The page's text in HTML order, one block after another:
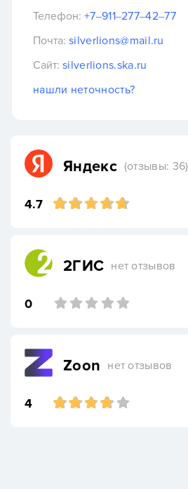
Телефон: +7‒911‒277‒42‒77
Почта: silverlions@mail.ru
Сайт: silverlions.ska.ru
нашли неточность?
Яндекс (отзывы: 36)
4.7
2ГИС нет отзывов
0
Zoon нет отзывов
4